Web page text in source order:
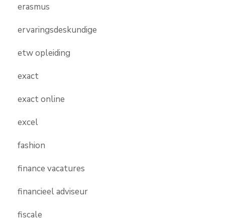
erasmus
ervaringsdeskundige
etw opleiding
exact
exact online
excel
fashion
finance vacatures
financieel adviseur
fiscale